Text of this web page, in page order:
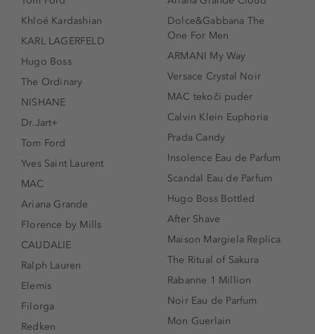
Khloé Kardashian
KARL LAGERFELD
Hugo Boss
The Ordinary
NISHANE
Dr.Jart+
Tom Ford
Yves Saint Laurent
MAC
Ariana Grande
Florence by Mills
CAUDALIE
Ralph Lauren
Elemis
Filorga
Redken
Dolce&Gabbana The
One For Men
ARMANI My Way
Versace Crystal Noir
MAC tekoči puder
Calvin Klein Euphoria
Prada Candy
Insolence Eau de Parfum
Scandal Eau de Parfum
Hugo Boss Bottled
After Shave
Maison Margiela Replica
The Ritual of Sakura
Rabanne 1 Million
Noir Eau de Parfum
Mon Guerlain